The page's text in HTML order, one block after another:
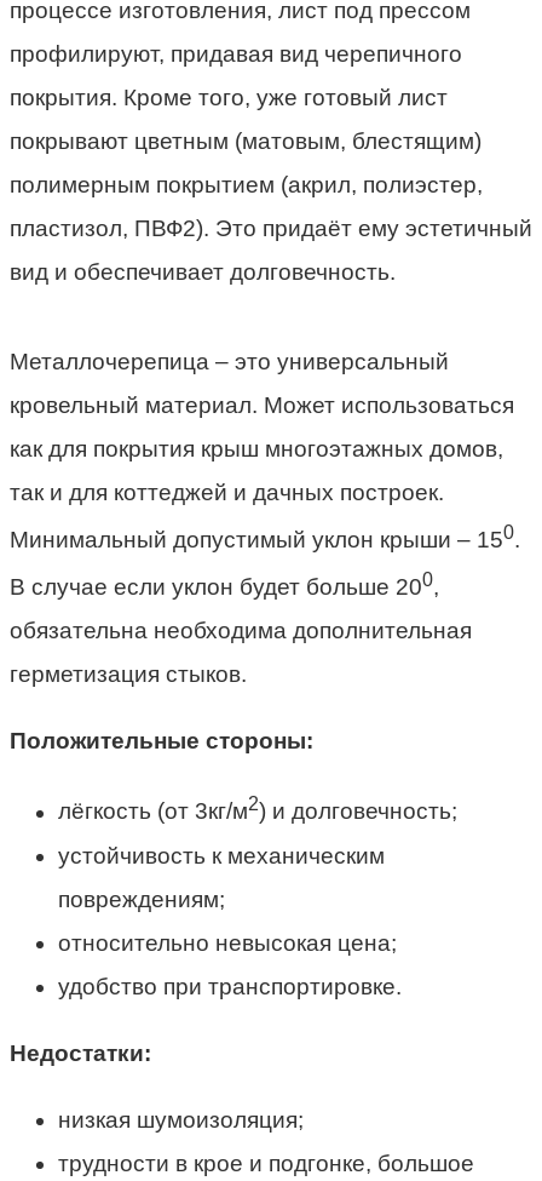
процессе изготовления, лист под прессом
профилируют, придавая вид черепичного
покрытия. Кроме того, уже готовый лист
покрывают цветным (матовым, блестящим)
полимерным покрытием (акрил, полиэстер,
пластизол, ПВФ2). Это придаёт ему эстетичный
вид и обеспечивает долговечность.
Металлочерепица – это универсальный
кровельный материал. Может использоваться
как для покрытия крыш многоэтажных домов,
так и для коттеджей и дачных построек.
Минимальный допустимый уклон крыши – 150.
В случае если уклон будет больше 200,
обязательна необходима дополнительная
герметизация стыков.
Положительные стороны:
лёгкость (от 3кг/м2) и долговечность;
устойчивость к механическим
повреждениям;
относительно невысокая цена;
удобство при транспортировке.
Недостатки:
низкая шумоизоляция;
трудности в крое и подгонке, большое